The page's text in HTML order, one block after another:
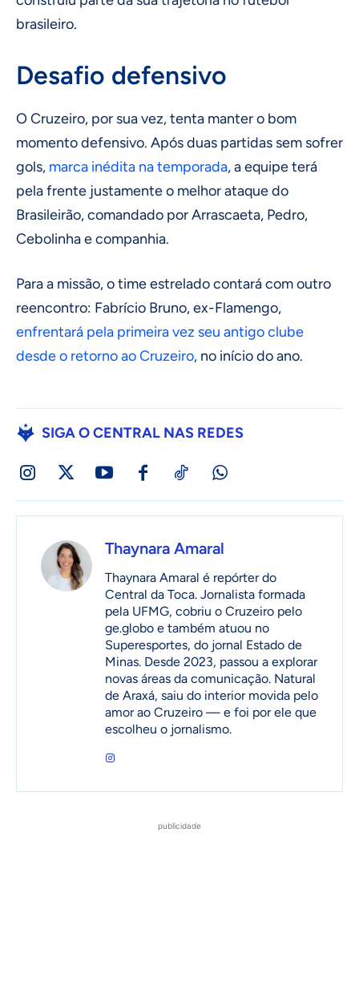
brasileiro.
Desafio defensivo
O Cruzeiro, por sua vez, tenta manter o bom
momento defensivo. Após duas partidas sem sofrer
gols, marca inédita na temporada, a equipe terá
pela frente justamente o melhor ataque do
Brasileirão, comandado por Arrascaeta, Pedro,
Cebolinha e companhia.
Para a missão, o time estrelado contará com outro
reencontro: Fabrício Bruno, ex-Flamengo,
enfrentará pela primeira vez seu antigo clube
desde o retorno ao Cruzeiro, no início do ano.
SIGA O CENTRAL NAS REDES
Thaynara Amaral
Thaynara Amaral é repórter do
Central da Toca. Jornalista formada
pela UFMG, cobriu o Cruzeiro pelo
ge.globo e também atuou no
Superesportes, do jornal Estado de
Minas. Desde 2023, passou a explorar
novas áreas da comunicação. Natural
de Araxá, saiu do interior movida pelo
amor ao Cruzeiro — e foi por ele que
escolheu o jornalismo.
publicidade